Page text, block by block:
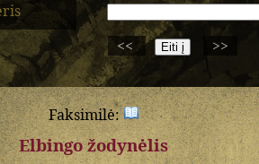
<<
>>
Faksimilė:
Elbingo žodynėlis